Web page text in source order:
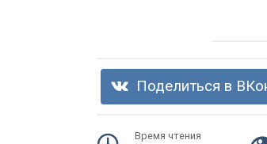
Поделиться в
Время чтения